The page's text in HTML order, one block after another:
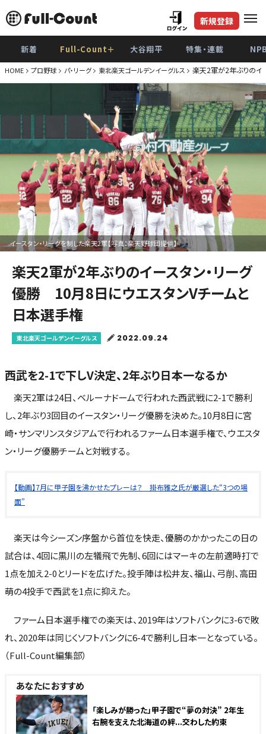
新規登録
新着 Full-Count＋ 大谷翔平 特集・連載
HOME プロ野球 パ・リーグ 東北楽天ゴールデンイーグルス 楽天2軍が2年ぶりのイ
イースタン・リーグを制した楽天2軍【写真：楽天野球団提供】
楽天2軍が2年ぶりのイースタン・リーグ
優勝 10月8日にウエスタンVチームと
日本選手権
東北楽天ゴールデンイーグルス 2022.09.24
西武を2-1で下しV決定、2年ぶり日本一なるか
楽天2軍は24日、ベルーナドームで行われた西武戦に2-1で勝利
し、2年ぶり3回目のイースタン・リーグ優勝を決めた。10月8日に宮
崎・サンマリンスタジアムで行われるファーム日本選手権で、ウエスタ
ン・リーグ優勝チームと対戦する。
【動画】7月に甲子園を沸かせたプレーは？ 掛布雅之氏が厳選した“3つの場
面”
楽天は今シーズン序盤から首位を快走、優勝のかかったこの日の
試合は、4回に黒川の左犠飛で先制、6回にはマーキの左前適時打で
1点を加え2-0とリードを広げた。投手陣は松井友、福山、弓削、高田
萌の4投手で西武を1点に抑えた。
ファーム日本選手権での楽天は、2019年はソフトバンクに3-6で敗
れ、2020年は同じくソフトバンクに6-4で勝利し日本一となっている。
（Full-Count編集部）
あなたにおすすめ
NEW
「楽しみが勝った」甲子園で“夢の対決” 2年生
右腕を支えた北海道の絆...交わした約束